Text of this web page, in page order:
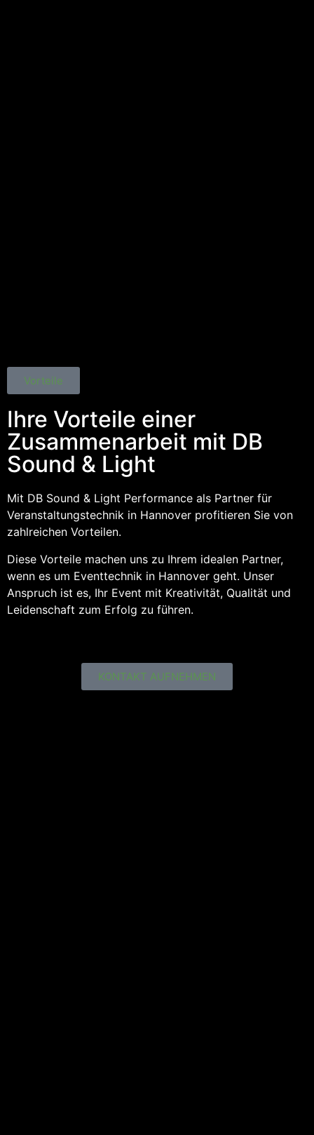
Vorteile
Ihre Vorteile einer
Zusammenarbeit mit DB
Sound & Light
Mit DB Sound & Light Performance als Partner für
Veranstaltungstechnik in Hannover profitieren Sie von
zahlreichen Vorteilen.
Diese Vorteile machen uns zu Ihrem idealen Partner,
wenn es um Eventtechnik in Hannover geht. Unser
Anspruch ist es, Ihr Event mit Kreativität, Qualität und
Leidenschaft zum Erfolg zu führen.
KONTAKT AUFNEHMEN